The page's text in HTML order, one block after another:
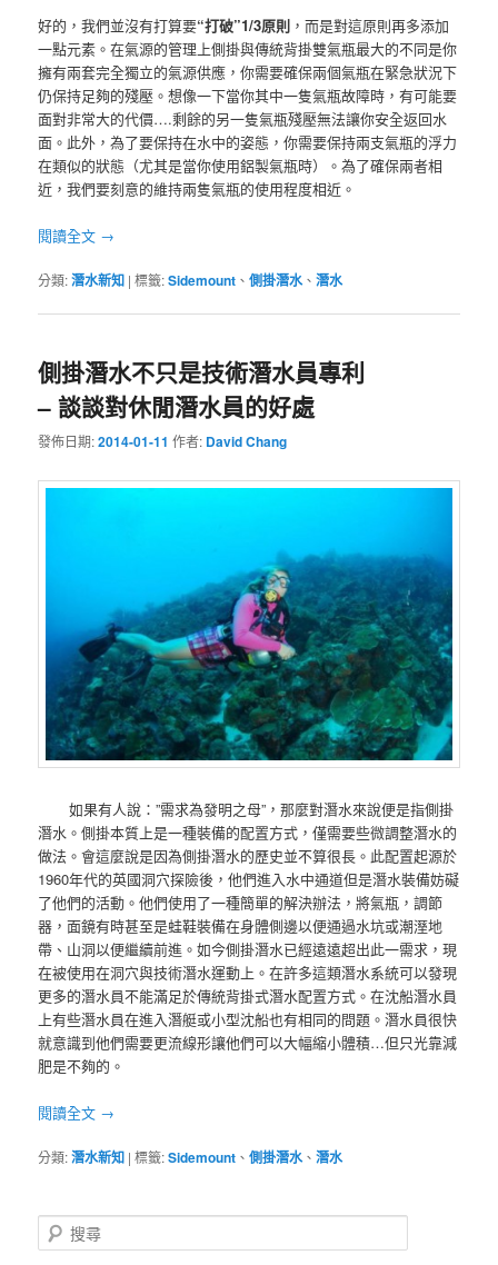
好的，我們並沒有打算要“打破”1/3原則 ，而是對這原則再多添加
一點元素。在氣源的管理上側掛與傳統背掛雙氣瓶最大的不同是你
擁有兩套完全獨立的氣源供應，你需要確保兩個氣瓶在緊急狀況下
仍保持足夠的殘壓。想像一下當你其中一隻氣瓶故障時，有可能要
面對非常大的代價….剩餘的另一隻氣瓶殘壓無法讓你安全返回水
面。此外，為了要保持在水中的姿態，你需要保持兩支氣瓶的浮力
在類似的狀態（尤其是當你使用鋁製氣瓶時）。為了確保兩者相
近，我們要刻意的維持兩隻氣瓶的使用程度相近。
閱讀全文 →
分類:潛水新知 |標籤:Sidemount 、側掛潛水、潛水
側掛潛水不只是技術潛水員專利
– 談談對休閒潛水員的好處
發佈日期:2014-01-11 作者: David Chang
如果有人說：”需求為發明之母”，那麼對潛水來說便是指側掛
潛水。側掛本質上是一種裝備的配置方式，僅需要些微調整潛水的
做法。會這麼說是因為側掛潛水的歷史並不算很長。此配置起源於
1960年代的英國洞穴探險後，他們進入水中通道但是潛水裝備妨礙
了他們的活動。他們使用了一種簡單的解決辦法，將氣瓶，調節
器，面鏡有時甚至是蛙鞋裝備在身體側邊以便通過水坑或潮溼地
帶、山洞以便繼續前進。如今側掛潛水已經遠遠超出此一需求，現
在被使用在洞穴與技術潛水運動上。在許多這類潛水系統可以發現
更多的潛水員不能滿足於傳統背掛式潛水配置方式。在沈船潛水員
上有些潛水員在進入潛艇或小型沈船也有相同的問題。潛水員很快
就意識到他們需要更流線形讓他們可以大幅縮小體積…但只光靠減
肥是不夠的。
閱讀全文 →
分類:潛水新知 |標籤:Sidemount 、側掛潛水、潛水
搜
尋